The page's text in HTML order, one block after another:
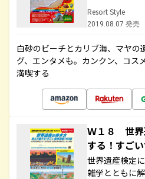
Resort Style
2019.08.07 発売
白砂のビーチとカリブ海、マヤの
グ、エンタメも。カンクン、コス
満喫する
Ｗ１８ 世
する！すご
世界遺産検定
雑学とともに